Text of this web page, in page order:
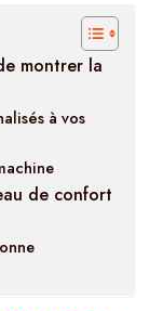
montrer la
à vos
de confort